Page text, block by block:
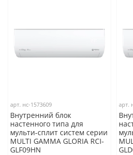
арт. нс-1573609
Внутренний блок
настенного типа для
мульти-сплит систем серии
MULTI GAMMA GLORIA RCI-
GLF09HN
арт.